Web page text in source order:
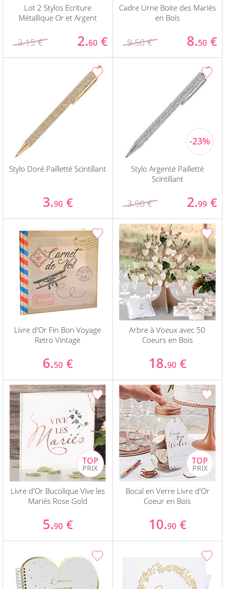
Lot 2 Stylos Ecriture
Métallique Or et Argent
3.15 € 2.60 €
Cadre Urne Boite des Mariés
en Bois
9.50 € 8.50 €
Stylo Doré Pailletté Scintillant
3.90 €
Stylo Argenté Pailletté
Scintillant
3.90 € 2.99 €
Livre d'Or Fin Bon Voyage
Retro Vintage
6.50 €
Arbre à Voeux avec 50
Coeurs en Bois
18.90 €
Livre d'Or Bucolique Vive les
Mariés Rose Gold
5.90 €
Bocal en Verre Livre d'Or
Coeur en Bois
10.90 €